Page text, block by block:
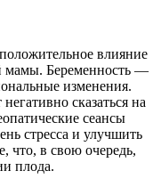
влияние
мамы. Беременность —
изменения.
сказаться на
сеансы
стресса и улучшить
что, в свою очередь,
плода.